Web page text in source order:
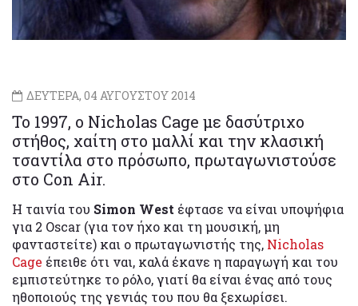
ΔΕΥΤΕΡΑ, 04 ΑΥΓΟΥΣΤΟΥ 2014
Το 1997, ο Nicholas Cage με δασύτριχο
στήθος, χαίτη στο μαλλί και την κλασική
τσαντίλα στο πρόσωπο, πρωταγωνιστούσε
στο Con Air.
Η ταινία του Simon West έφτασε να είναι υποψήφια
για 2 Oscar (για τον ήχο και τη μουσική, μη
φανταστείτε) και ο πρωταγωνιστής της, Nicholas
Cage έπειθε ότι ναι, καλά έκανε η παραγωγή και του
εμπιστεύτηκε το ρόλο, γιατί θα είναι ένας από τους
ηθοποιούς της γενιάς του που θα ξεχωρίσει.